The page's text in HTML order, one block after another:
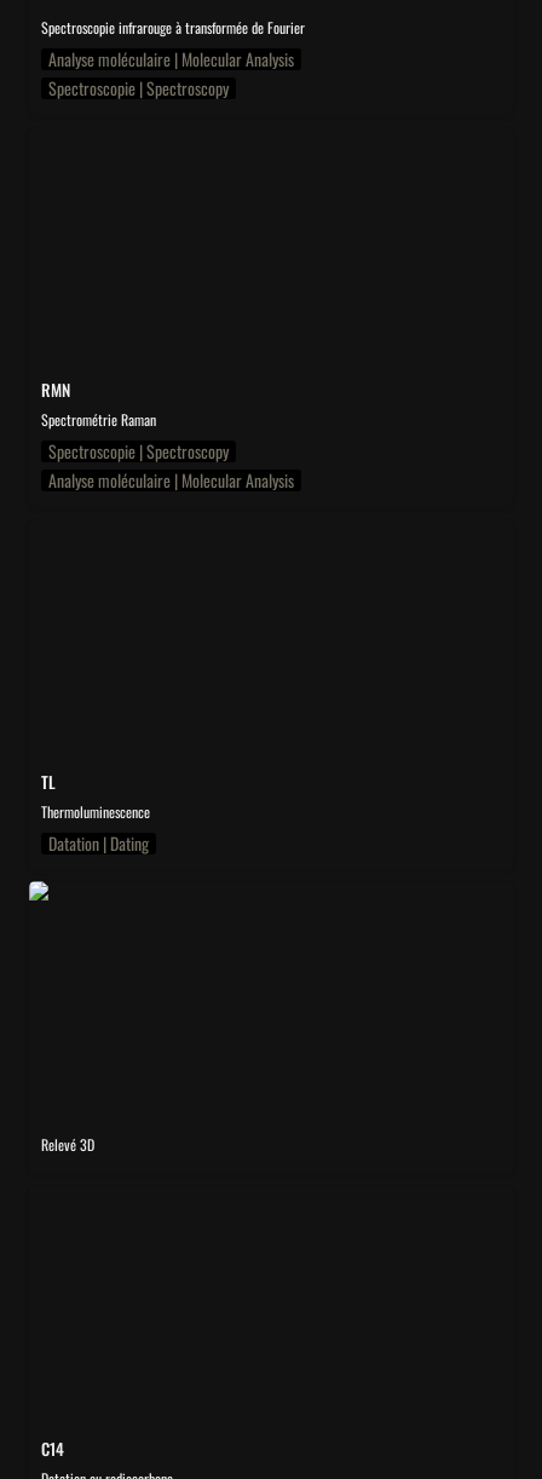
Spectroscopie infrarouge à transformée de Fourier
Analyse moléculaire | Molecular Analysis
Spectroscopie | Spectroscopy
RMN
Spectrométrie Raman
Spectroscopie | Spectroscopy
Analyse moléculaire | Molecular Analysis
TL
Thermoluminescence
Datation | Dating
3DS
Relevé 3D
C14